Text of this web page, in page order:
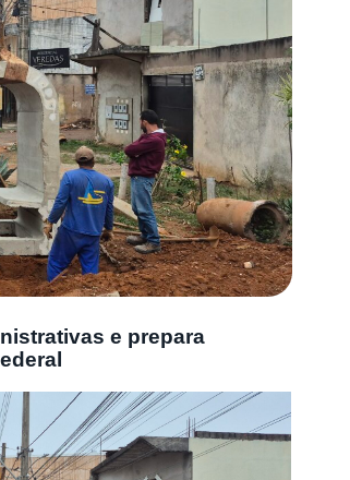
e prepara